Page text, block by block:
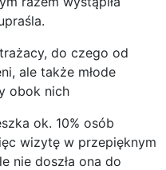
do czego od
ale także młode
obok nich
ok. 10% osób
wizytę w przepięknym
nie doszła ona do